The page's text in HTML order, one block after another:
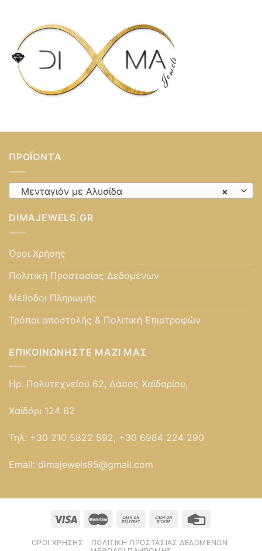
ΠΡΟΪΌΝΤΑ
×
Μενταγιόν με Αλυσίδα
DIMAJEWELS.GR
Όροι Χρήσης
Πολιτική Προστασίας Δεδομένων
Μέθοδοι Πληρωμής
Τρόποι αποστολής & Πολιτική Επιστροφών
ΕΠΙΚΟΙΝΩΝΉΣΤΕ ΜΑΖΊ ΜΑΣ
Ηρ. Πολυτεχνείου 62, Δάσος Χαϊδαρίου,
Χαϊδάρι 124 62
Τηλ: +30 210 5822 592, +30 6984 224 290
Email: dimajewels85@gmail.com
ΌΡΟΙ ΧΡΉΣΗΣ
ΠΟΛΙΤΙΚΉ ΠΡΟΣΤΑΣΊΑΣ ΔΕΔΟΜΈΝΩΝ